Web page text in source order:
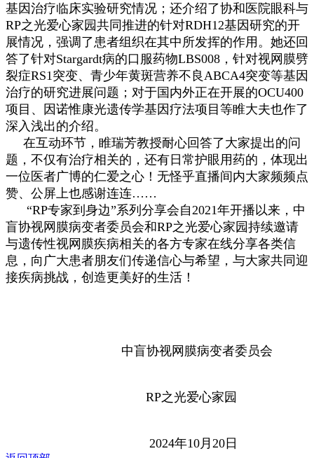
基因治疗临床实验研究情况；还介绍了协和医院眼科与
RP之光爱心家园共同推进的针对RDH12基因研究的开
展情况，强调了患者组织在其中所发挥的作用。她还回
答了针对Stargardt病的口服药物LBS008，针对视网膜劈
裂症RS1突变、青少年黄斑营养不良ABCA4突变等基因
治疗的研究进展问题；对于国内外正在开展的OCU400
项目、因诺惟康光遗传学基因疗法项目等睢大夫也作了
深入浅出的介绍。
在互动环节，睢瑞芳教授耐心回答了大家提出的问
题，不仅有治疗相关的，还有日常护眼用药的，体现出
一位医者广博的仁爱之心！无怪乎直播间内大家频频点
赞、公屏上也感谢连连……
“RP专家到身边”系列分享会自2021年开播以来，中
盲协视网膜病变者委员会和RP之光爱心家园持续邀请
与遗传性视网膜疾病相关的各方专家在线分享各类信
息，向广大患者朋友们传递信心与希望，与大家共同迎
接疾病挑战，创造更美好的生活！
中盲协视网膜病变者委员会
RP之光爱心家园
2024年10月20日